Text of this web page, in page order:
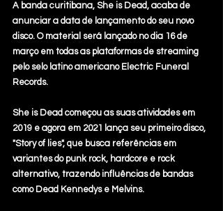
A banda curitibana, She is Dead, acaba de
anunciar a data de lançamento do seu novo
disco. O material será lançado no dia 16 de
março em todas as plataformas de streaming
pelo selo latino americano Electric Funeral
Records.
She is Dead começou as suas atividades em
2019 e agora em 2021 lança seu primeiro disco,
"Story of lies", que busca referências em
variantes do punk rock, hardcore e rock
alternativo, trazendo influências de bandas
como Dead Kennedys e Melvins.